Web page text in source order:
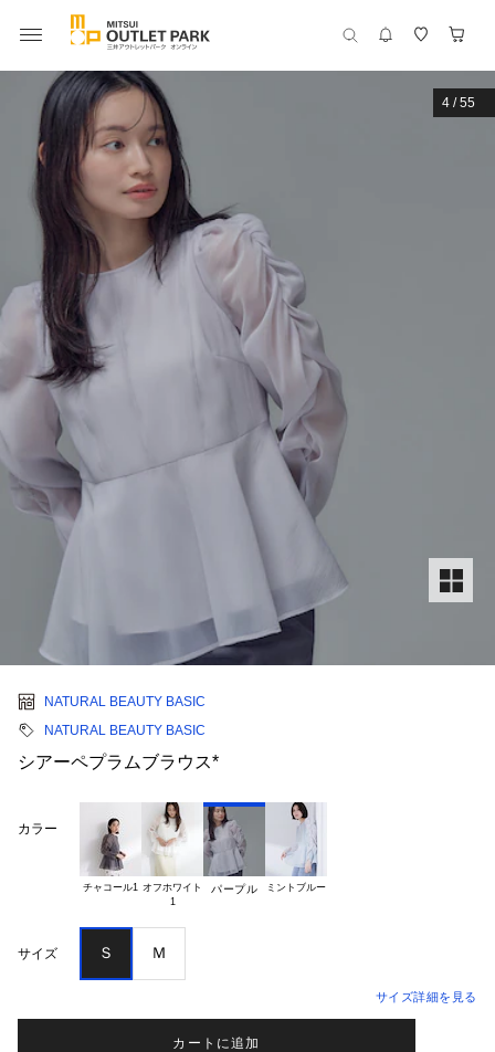
4 /55
NATURAL BEAUTY BASIC
NATURAL BEAUTY BASIC
シアーペプラムブラウス*
カラー
チャコール1 オフホワイト
パープル ミントブルー
サイズ Ｓ Ｍ
サイズ詳細を見る
カートに追加